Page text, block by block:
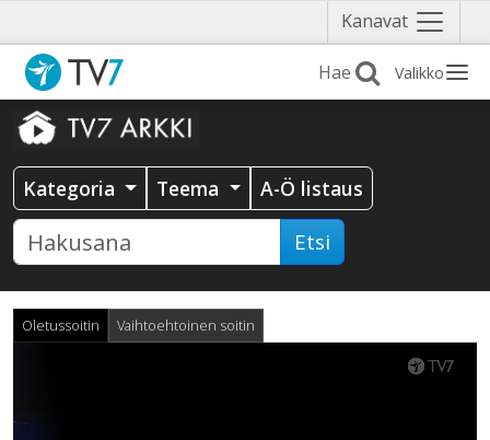
Kanavat Näytä
valikko
Valikko
Kategoria Teema A-Ö listaus
Etsi
Oletussoitin Vaihtoehtoinen soitin